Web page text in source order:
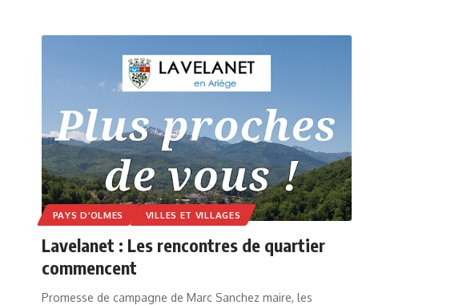
PAYS D’OLMES VILLES ET VILLAGES
Lavelanet : Les rencontres de quartier
commencent
Promesse de campagne de Marc Sanchez maire, les